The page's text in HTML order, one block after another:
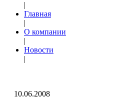
|
Главная
|
О компании
|
Новости
|
10.06.2008